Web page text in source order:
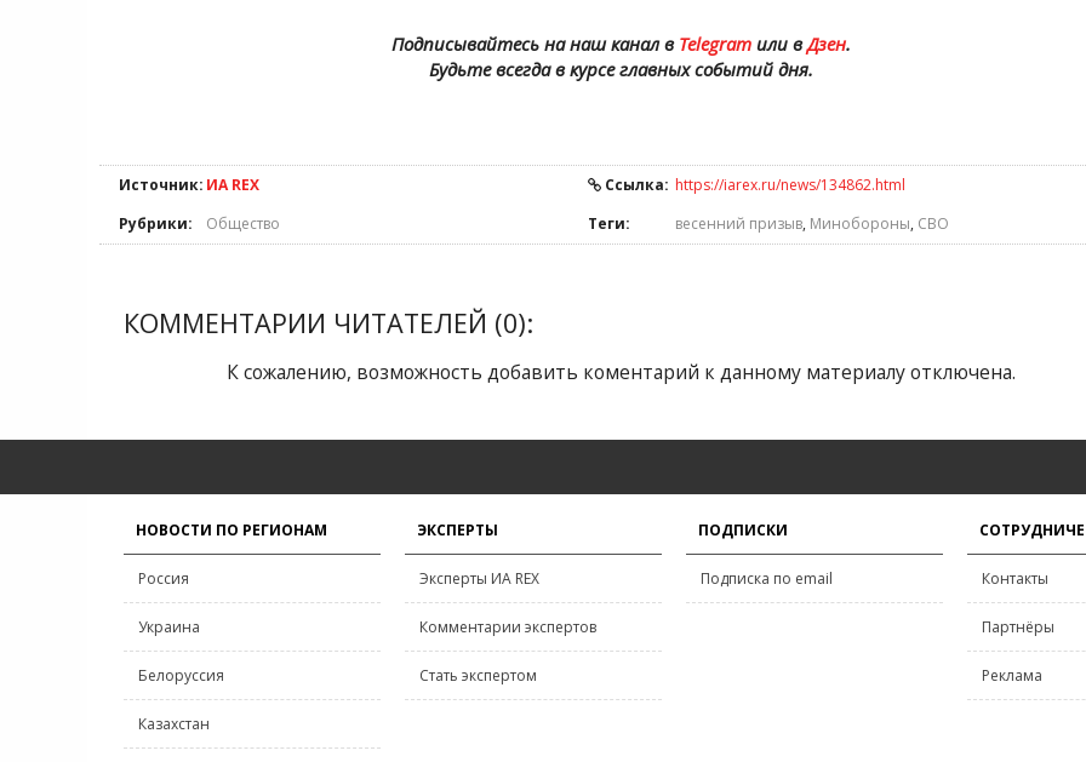
Подписывайтесь на наш канал в Telegramили вДзен.
Будьте всегда в курсе главных событий дня.
Источник: ИА REX Ссылка: https://iarex.ru/news/134862.html
Рубрики:
Общество Теги: весенний призыв, Минобороны, СВО
КОММЕНТАРИИ ЧИТАТЕЛЕЙ (0):
К сожалению, возможность добавить коментарий к данному материалу отключена.
НОВОСТИ ПО РЕГИОНАМ
Россия
Украина
Белоруссия
Казахстан
ЭКСПЕРТЫ
Эксперты ИА REX
Комментарии экспертов
Стать экспертом
ПОДПИСКИ
Подписка по email Контакты
Партнёры
Реклама